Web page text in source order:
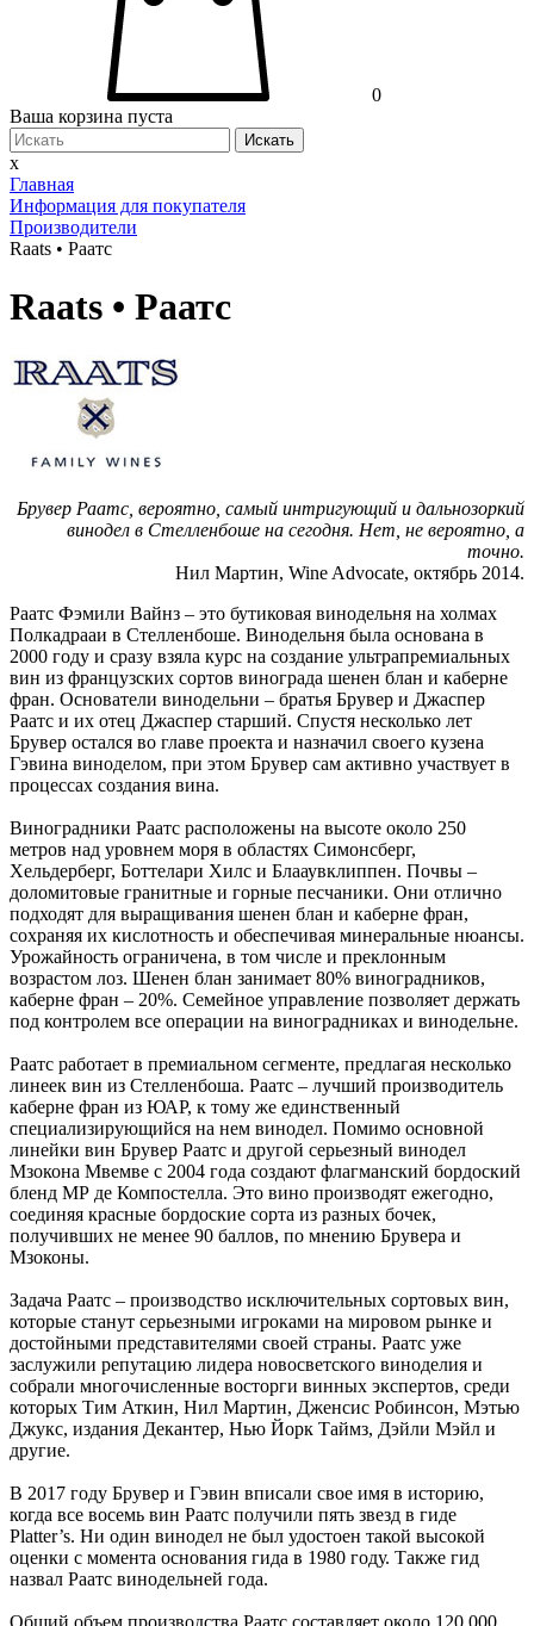
0
Ваша корзина пуста
Искать
x
Главная
Информация для покупателя
Производители
Raats • Раатс
Raats • Раатс
Брувер Раатс, вероятно, самый интригующий и дальнозоркий
винодел в Стелленбоше на сегодня. Нет, не вероятно, а
точно.
Нил Мартин, Wine Advocate, октябрь 2014.
Раатс Фэмили Вайнз – это бутиковая винодельня на холмах
Полкадрааи в Стелленбоше. Винодельня была основана в
2000 году и сразу взяла курс на создание ультрапремиальных
вин из французских сортов винограда шенен блан и каберне
фран. Основатели винодельни – братья Брувер и Джаспер
Раатс и их отец Джаспер старший. Спустя несколько лет
Брувер остался во главе проекта и назначил своего кузена
Гэвина виноделом, при этом Брувер сам активно участвует в
процессах создания вина.
Виноградники Раатс расположены на высоте около 250
метров над уровнем моря в областях Симонсберг,
Хельдерберг, Боттелари Хилс и Блааувклиппен. Почвы –
доломитовые гранитные и горные песчаники. Они отлично
подходят для выращивания шенен блан и каберне фран,
сохраняя их кислотность и обеспечивая минеральные нюансы.
Урожайность ограничена, в том числе и преклонным
возрастом лоз. Шенен блан занимает 80% виноградников,
каберне фран – 20%. Семейное управление позволяет держать
под контролем все операции на виноградниках и винодельне.
Раатс работает в премиальном сегменте, предлагая несколько
линеек вин из Стелленбоша. Раатс – лучший производитель
каберне фран из ЮАР, к тому же единственный
специализирующийся на нем винодел. Помимо основной
линейки вин Брувер Раатс и другой серьезный винодел
Мзокона Мвемве с 2004 года создают флагманский бордоский
бленд МР де Компостелла. Это вино производят ежегодно,
соединяя красные бордоские сорта из разных бочек,
получивших не менее 90 баллов, по мнению Брувера и
Мзоконы.
Задача Раатс – производство исключительных сортовых вин,
которые станут серьезными игроками на мировом рынке и
достойными представителями своей страны. Раатс уже
заслужили репутацию лидера новосветского виноделия и
собрали многочисленные восторги винных экспертов, среди
которых Тим Аткин, Нил Мартин, Дженсис Робинсон, Мэтью
Джукс, издания Декантер, Нью Йорк Таймз, Дэйли Мэйл и
другие.
В 2017 году Брувер и Гэвин вписали свое имя в историю,
когда все восемь вин Раатс получили пять звезд в гиде
Platter’s. Ни один винодел не был удостоен такой высокой
оценки с момента основания гида в 1980 году. Также гид
назвал Раатс винодельней года.
Общий объем производства Раатс составляет около 120 000